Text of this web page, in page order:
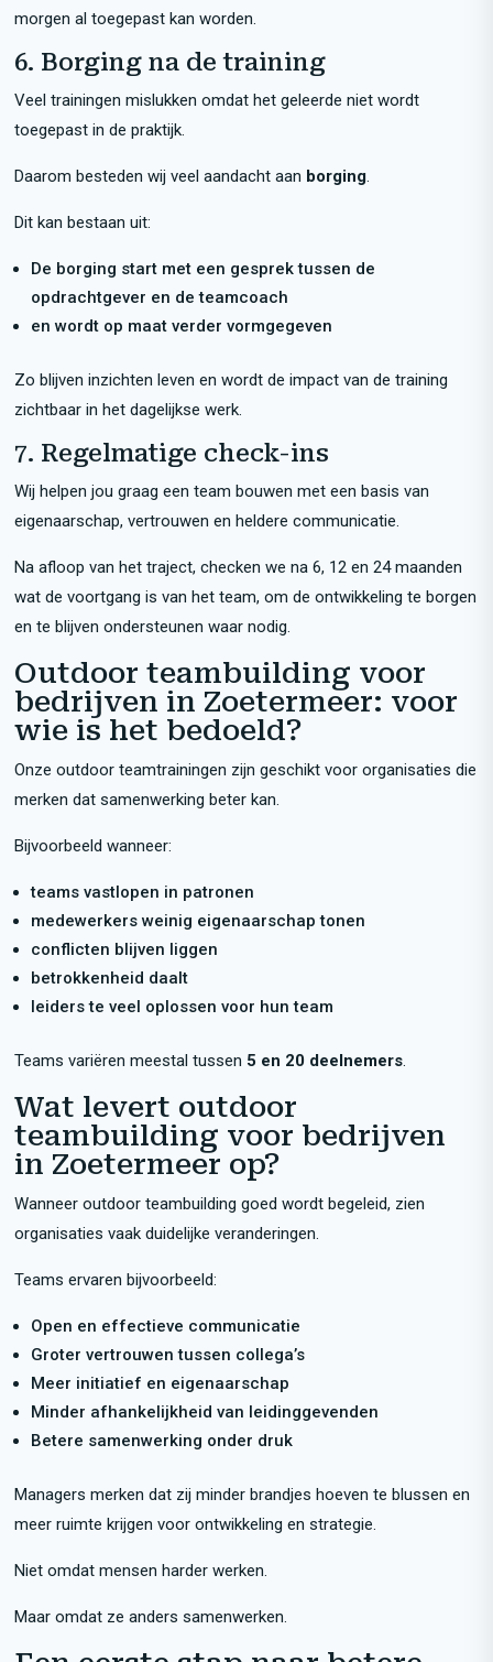
morgen al toegepast kan worden.
6. Borging na de training
Veel trainingen mislukken omdat het geleerde niet wordt
toegepast in de praktijk.
Daarom besteden wij veel aandacht aan borging.
Dit kan bestaan uit:
De borging start met een gesprek tussen de
opdrachtgever en de teamcoach
en wordt op maat verder vormgegeven
Zo blijven inzichten leven en wordt de impact van de training
zichtbaar in het dagelijkse werk.
7. Regelmatige check-ins
Wij helpen jou graag een team bouwen met een basis van
eigenaarschap, vertrouwen en heldere communicatie.
Na afloop van het traject, checken we na 6, 12 en 24 maanden
wat de voortgang is van het team, om de ontwikkeling te borgen
en te blijven ondersteunen waar nodig.
Outdoor teambuilding voor
bedrijven in Zoetermeer: voor
wie is het bedoeld?
Onze outdoor teamtrainingen zijn geschikt voor organisaties die
merken dat samenwerking beter kan.
Bijvoorbeeld wanneer:
teams vastlopen in patronen
medewerkers weinig eigenaarschap tonen
conflicten blijven liggen
betrokkenheid daalt
leiders te veel oplossen voor hun team
Teams variëren meestal tussen 5 en 20 deelnemers.
Wat levert outdoor
teambuilding voor bedrijven
in Zoetermeer op?
Wanneer outdoor teambuilding goed wordt begeleid, zien
organisaties vaak duidelijke veranderingen.
Teams ervaren bijvoorbeeld:
Open en effectieve communicatie
Groter vertrouwen tussen collega’s
Meer initiatief en eigenaarschap
Minder afhankelijkheid van leidinggevenden
Betere samenwerking onder druk
Managers merken dat zij minder brandjes hoeven te blussen en
meer ruimte krijgen voor ontwikkeling en strategie.
Niet omdat mensen harder werken.
Maar omdat ze anders samenwerken.